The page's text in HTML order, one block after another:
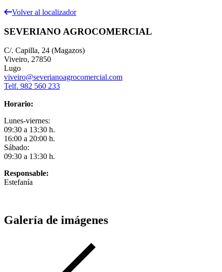
Volver al localizador
SEVERIANO AGROCOMERCIAL
C/. Capilla, 24 (Magazos)
Viveiro, 27850
Lugo
viveiro@severianoagrocomercial.com
Telf. 982 560 233
Horario:
Lunes-viernes:
09:30 a 13:30 h.
16:00 a 20:00 h.
Sábado:
09:30 a 13:30 h.
Responsable:
Estefanía
Galería de imágenes